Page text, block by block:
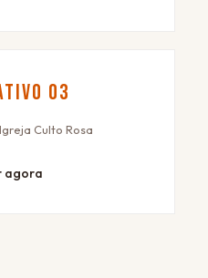
03
Culto Rosa
agora